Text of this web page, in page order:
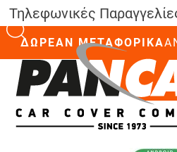
Τηλεφωνικές
ΔΩΡΕΑΝ ΜΕΤΑΦΟΡΙΚΑ